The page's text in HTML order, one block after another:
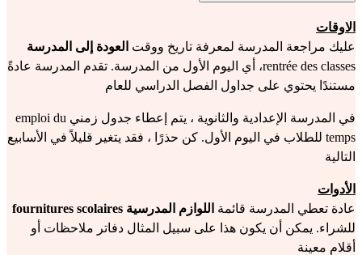
الاوقات
عليك مراجعة المدرسة لمعرفة تاريخ ووقت العودة إلى المدرسة
rentrée des classes، أي اليوم الأول من المدرسة. تقدم المدرسة عادةً
مستندًا يحتوي على جداول الفصل الدراسي للعام
في المدرسة الإعدادية والثانوية ، يتم إعطاء جدول زمني emploi du
temps للطلاب في اليوم الأول. كن حذرًا ، فقد يتغير قليلاً في الأسابيع
التالية
الأدوات
عادة تعطي المدرسة قائمة اللوازم المدرسية fournitures scolaires
للشراء. يمكن أن يكون هذا على سبيل المثال دفاتر ملاحظات أو
أقلام معينة